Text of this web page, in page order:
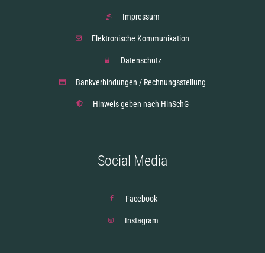
Impressum
Elektronische Kommunikation
Datenschutz
Bankverbindungen / Rechnungsstellung
Hinweis geben nach HinSchG
Social Media
Facebook
Instagram